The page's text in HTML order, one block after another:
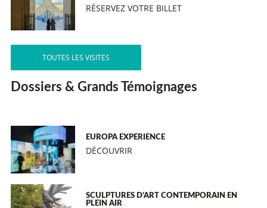
RÉSERVEZ VOTRE BILLET
TOUTES LES VISITES
Dossiers & Grands Témoignages
EUROPA EXPERIENCE
DÉCOUVRIR
SCULPTURES D’ART CONTEMPORAIN EN
PLEIN AIR